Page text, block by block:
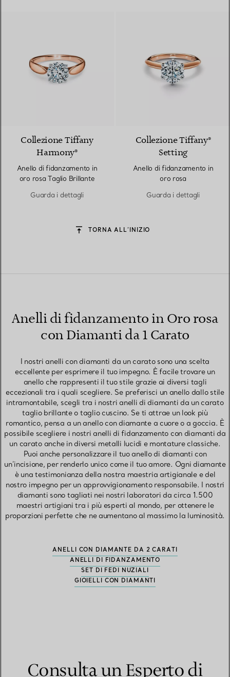
Collezione Tiffany
Harmony®
Anello di fidanzamento in
oro rosa Taglio Brillante
Guarda i dettagli
Collezione Tiffany®
Setting
Anello di fidanzamento in
oro rosa
Guarda i dettagli
TORNA ALL’INIZIO
Anelli di fidanzamento in Oro rosa
con Diamanti da 1 Carato
I nostri anelli con diamanti da un carato sono una scelta
eccellente per esprimere il tuo impegno. È facile trovare un
anello che rappresenti il tuo stile grazie ai diversi tagli
eccezionali tra i quali scegliere. Se preferisci un anello dallo stile
intramontabile, scegli tra i nostri anelli di diamanti da un carato
taglio brillante o taglio cuscino. Se ti attrae un look più
romantico, pensa a un anello con diamante a cuore o a goccia. È
possibile scegliere i nostri anelli di fidanzamento con diamanti da
un carato anche in diversi metalli lucidi e montature classiche.
Puoi anche personalizzare il tuo anello di diamanti con
un’incisione, per renderlo unico come il tuo amore. Ogni diamante
è una testimonianza della nostra maestria artigianale e del
nostro impegno per un approvvigionamento responsabile. I nostri
diamanti sono tagliati nei nostri laboratori da circa 1.500
maestri artigiani tra i più esperti al mondo, per ottenere le
proporzioni perfette che ne aumentano al massimo la luminosità.
ANELLI CON DIAMANTE DA 2 CARATI
ANELLI DI FIDANZAMENTO
SET DI FEDI NUZIALI
GIOIELLI CON DIAMANTI
Consulta un Esperto di